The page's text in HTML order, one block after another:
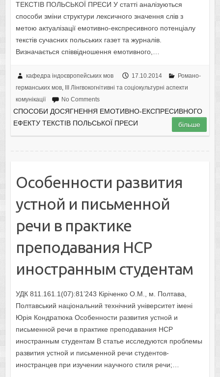
ТЕКСТІВ ПОЛЬСЬКОЇ ПРЕСИ У статті аналізуються
способи зміни структури лексичного значення слів з
метою актуалізації емотивно-експресивного потенціалу
текстів сучасних польських газет та журналів.
Визначається співвідношення емотивного,…
кафедра індоєвропейських мов 17.10.2014
Романо-
германських мов,
IІI Лінгвокогнітивні та соціокультурні аспекти
комунікації
No Comments
СПОСОБИ ДОСЯГНЕННЯ ЕМОТИВНО-ЕКСПРЕСИВНОГО
ЕФЕКТУ ТЕКСТІВ ПОЛЬСЬКОЇ ПРЕСИ
більше
Особенности развития
устной и письменной
речи в практике
преподавания НСР
иностранным студентам
УДК 811.161.1(07):81’243 Кіріченко О.М., м. Полтава,
Полтавський національний технічний університет імені
Юрія Кондратюка Особенности развития устной и
письменной речи в практике преподавания НСР
иностранным студентам В статье исследуются проблемы
развития устной и письменной речи студентов-
иностранцев при изучении научного стиля речи;…